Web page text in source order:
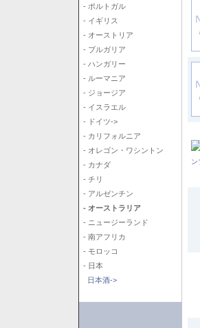
- ポルトガル
- イギリス
- オーストリア
- ブルガリア
- ハンガリー
- ルーマニア
- ジョージア
- イスラエル
- ドイツ->
- カリフォルニア
- オレゴン・ワシントン
- カナダ
- チリ
- アルゼンチン
- オーストラリア
- ニュージーランド
- 南アフリカ
- モロッコ
- 日本
日本酒->